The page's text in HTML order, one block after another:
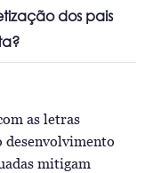
dos pais
as letras
desenvolvimento
mitigam